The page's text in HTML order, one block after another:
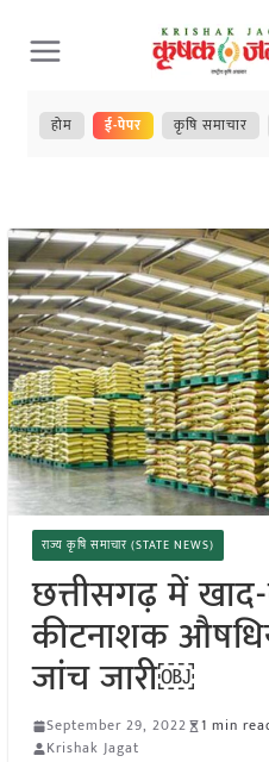
Skip
to
content
होम ई-पेपर कृषि समाचार
राज्य कृषि समाचार (STATE NEWS)
छत्तीसगढ़ में
कीटनाशक
जांच जारी￼
September 29, 2022 1 min
Krishak Jagat